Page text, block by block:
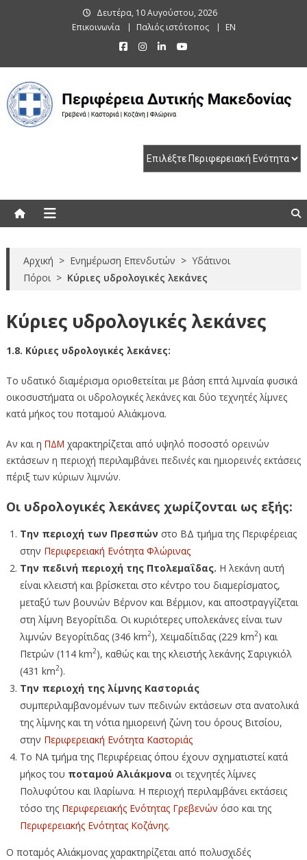
Δευτέρα, 10 Αυγούστου, 2026
Επικοινωνία
Παλιός ιστότοπος EN
Αρχική > Ενημέρωση Επενδυτών > Υδάτινοι
Πόροι > Κύριες υδρολογικές λεκάνες
Κύριες υδρολογικές λεκάνες
1.8. Κύριες υδρολογικές λεκάνες:
Το υδατικό διαμέρισμα οριοθετείται με βάση επτά λιμναία φυσικά
οικοσυστήματα οι υδρολογικές λεκάνες και δύο τεχνητές λίμνες
κατά μήκος του ποταμού Αλιάκμονα.
Αν και η ΠΔΜ χαρακτηρίζεται από υψηλό ποσοστό ορεινών
εκτάσεων η περιοχή περιλαμβάνει πεδινές και ημιορεινές εκτάσεις
πέριξ των κύριων λιμνών.
Οι υδρολογικές λεκάνες χωρίζονται ως εξής:
Την περιοχή των Πρεσπών στο ΒΔ τμήμα της Περιφέρειας
στην Περιφερειακή Ενότητα Φλώρινας
Την πεδινή περιοχή της Πτολεμαΐδας. Η λεκάνη αυτή
είναι κλειστή και βρίσκεται στο κέντρο του διαμερίσματος,
μεταξύ των βουνών Βέρνον και Βέρμιον, και αποστραγγίζεται
στη λίμνη Βεγορίτιδα. Οι κυριότερες υπολεκάνες είναι των
λιμνών Βεγορίτιδας (346 km2), Χειμαδίτιδας (229 km2) και
Πετρών (114 km2), καθώς και της κλειστής λεκάνης Σαριγκιόλ
(431 km2).
Την περιοχή της λίμνης Καστοριάς
συμπεριλαμβανομένων των πεδινών εκτάσεων στα ανατολικά
της λίμνης και τη νότια ημιορεινή ζώνη του όρους Βιτσίου,
στην Περιφερειακή Ενότητα Καστοριάς
Το ΝΑ τμήμα της Περιφέρειας όπου έχουν σχηματιστεί κατά
μήκος του ποταμού Αλιάκμονα οι τεχνητές λίμνες
Πολυφύτου και Ιλαρίωνα. Η περιοχή περιλαμβάνει εκτάσεις
τόσο της Περιφερειακής Ενότητας Γρεβενών όσο και της
Περιφερειακής Ενότητας Κοζάνης.
Ο ποταμός Αλιάκμονας χαρακτηρίζεται από πολυσχιδές